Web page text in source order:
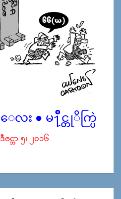
း ● မ႑ိဳင္တုိက္ပြဲ
င္ဘာ ၅၊ ၂၀၁၆